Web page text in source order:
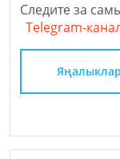
Следите за
Telegram-